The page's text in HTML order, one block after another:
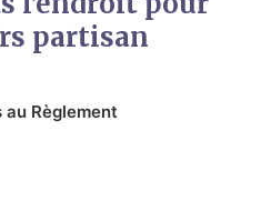
partisan
au Règlement